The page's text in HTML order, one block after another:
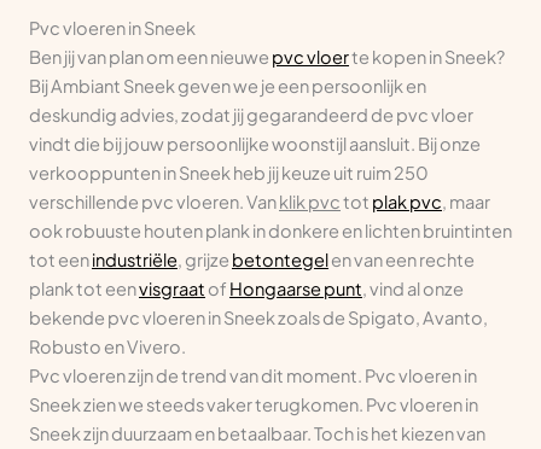
Pvc vloeren in Sneek
Ben jij van plan om een nieuwe pvc vloerte kopen in Sneek?
Bij Ambiant Sneek geven we je een persoonlijk en
deskundig advies, zodat jij gegarandeerd de pvc vloer
vindt die bij jouw persoonlijke woonstijl aansluit. Bij onze
verkooppunten in Sneek heb jij keuze uit ruim 250
verschillende pvc vloeren. Vanklik pvctot plak pvc, maar
ook robuuste houten plank in donkere en lichten bruintinten
tot eenindustriële, grijze betontegelen van een rechte
plank tot eenvisgraat of Hongaarse punt, vind al onze
bekende pvc vloeren in Sneek zoals de Spigato, Avanto,
Robusto en Vivero.
Pvc vloeren zijn de trend van dit moment. Pvc vloeren in
Sneek zien we steeds vaker terugkomen. Pvc vloeren in
Sneek zijn duurzaam en betaalbaar. Toch is het kiezen van